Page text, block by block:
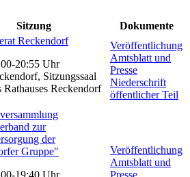
Sitzung Dokumente
Reckendorf
20:55 Uhr
Sitzungssaal
Rathauses Reckendorf
Veröffentlichung
Amtsblatt und
Presse
Niederschrift
öffentlicher Teil
zur
der
Gruppe"
19:40 Uhr
Veröffentlichung
Amtsblatt und
Presse